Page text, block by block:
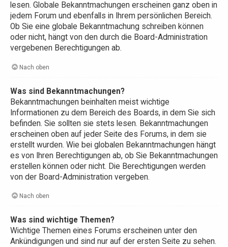
lesen. Globale Bekanntmachungen erscheinen ganz oben in
jedem Forum und ebenfalls in Ihrem persönlichen Bereich.
Ob Sie eine globale Bekanntmachung schreiben können
oder nicht, hängt von den durch die Board-Administration
vergebenen Berechtigungen ab.
Nach oben
Was sind Bekanntmachungen?
Bekanntmachungen beinhalten meist wichtige
Informationen zu dem Bereich des Boards, in dem Sie sich
befinden. Sie sollten sie stets lesen. Bekanntmachungen
erscheinen oben auf jeder Seite des Forums, in dem sie
erstellt wurden. Wie bei globalen Bekanntmachungen hängt
es von Ihren Berechtigungen ab, ob Sie Bekanntmachungen
erstellen können oder nicht. Die Berechtigungen werden
von der Board-Administration vergeben.
Nach oben
Was sind wichtige Themen?
Wichtige Themen eines Forums erscheinen unter den
Ankündigungen und sind nur auf der ersten Seite zu sehen.